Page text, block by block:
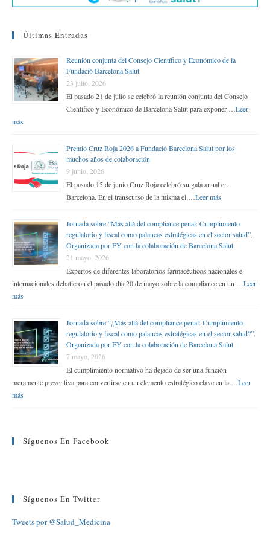
Últimas Entradas
Reunión conjunta del Consejo Científico y Económico de la
Fundació Barcelona Salut
23 julio, 2026
El pasado 21 de julio se celebró la reunión conjunta del Consejo
Científico y Económico de Barcelona Salut para exponer … Leer
más
Premio Cruz Roja 2026 a Fundació Barcelona Salut por los
muchos años de colaboración
9 junio, 2026
El pasado 15 de junio Cruz Roja celebró su gala anual en
Barcelona. En el transcurso de la misma el … Leer más
Jornada sobre “Más allá del compliance penal: Cumplimiento
regulatorio y fiscal como palancas estratégicas en el sector salud”.
Organizada por EY con la colaboración de Barcelona Salut
21 mayo, 2026
Expertos de diferentes laboratorios farmacéuticos nacionales e
internacionales debatieron el pasado día 20 de mayo sobre la compliance en un … Leer
más
Jornada sobre “¿Más allá del compliance penal: Cumplimiento
regulatorio y fiscal como palancas estratégicas en el sector salud?”.
Organizada por EY con la colaboración de Barcelona Salut
7 mayo, 2026
El cumplimiento normativo ha dejado de ser una función
meramente preventiva para convertirse en un elemento estratégico clave en la … Leer
más
Síguenos En Facebook
Síguenos En Twitter
Tweets por @Salud_Medicina